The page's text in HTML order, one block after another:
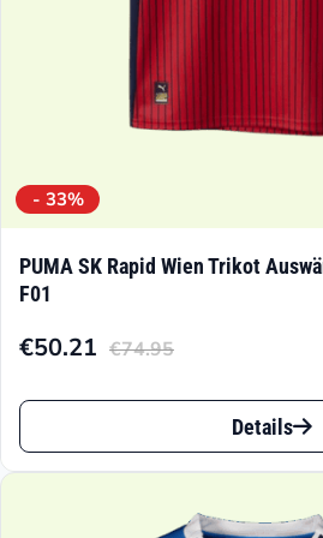
- 33%
PUMA SK Rapid Wien Trikot
F01
€74.95
Ursprünglicher
Preis
€74.95
€50.21
Aktueller
Preis
€50.21.
Dieses
Produkt
Details